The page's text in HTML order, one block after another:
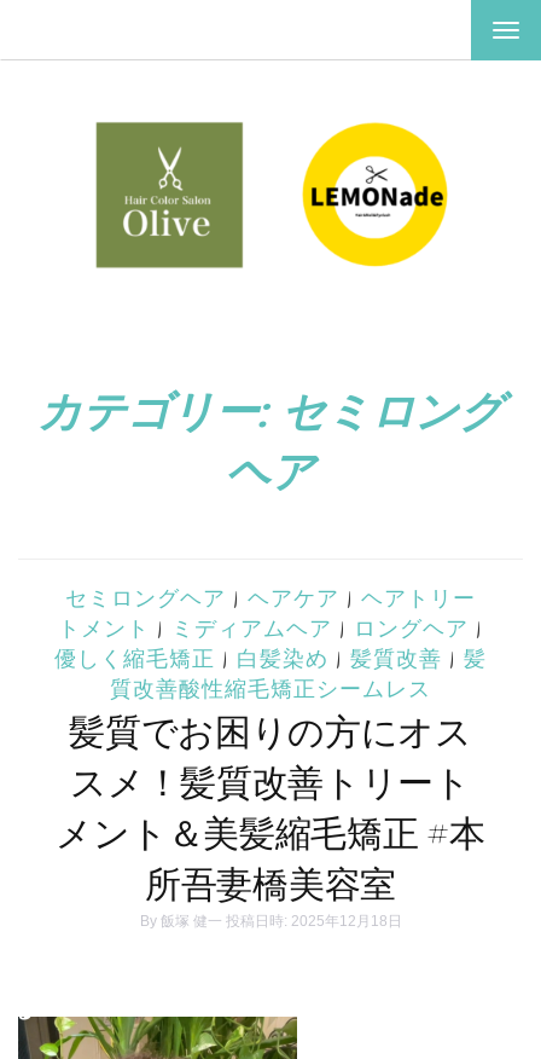
ナ
ゲ
カテゴリー: セミロング
ヘア
セミロングヘア | ヘアケア | ヘアトリー
トメント | ミディアムヘア | ロングヘア |
優しく縮毛矯正 | 白髪染め | 髪質改善 | 髪
質改善酸性縮毛矯正シームレス
髪質でお困りの方にオス
スメ！髪質改善トリート
メント＆美髪縮毛矯正 #本
所吾妻橋美容室
By 飯塚 健一 投稿日時: 2025年12月18日